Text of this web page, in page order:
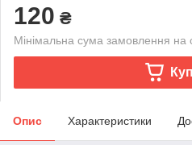
120 ₴
Мінімальна сума замовлення на
Опис Характеристики